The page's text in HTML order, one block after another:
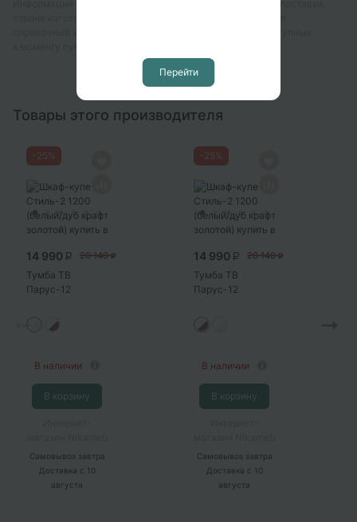
Товары этого производителя
25%
14 990 P 20 140 P
Тумба ТВ
Парус-12
канадский)
В наличии
В корзину
Самовывоз завтра
Доставка с 10
августа
25%
14 990 P 20 140 P
Тумба ТВ
Парус-12
бруно)
В наличии
В корзину
Самовывоз завтра
Доставка с 10
августа
Перейти